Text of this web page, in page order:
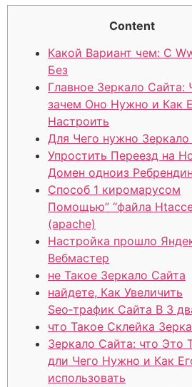
Content
Какой Вариант чем: С
Без
Главное Зеркало Сайта:
зачем Оно Нужно и Как
Настроить
Для Чего нужно Зеркало
Упростить Переезд на
Домен одноиз
Способ 1 киромарусом
Помощью” “файла
(apache)
Настройка прошло
Вебмастер
не Такое Зеркало Сайта
найдете, Как Увеличить
Seo‑трафик Сайта В 3
что Такое Склейка
Зеркало Сайта: что Это
дли Чего Нужно и Как
использовать